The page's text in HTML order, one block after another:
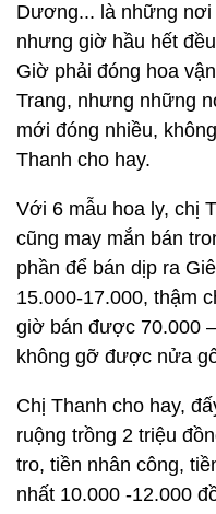
Dương... là những nơi
nhưng giờ hầu hết
Giờ phải đóng hoa
Trang, nhưng những
mới đóng nhiều,
Thanh cho hay.
Với 6 mẫu hoa ly, chị
cũng may mắn bán
phần để bán dịp ra
15.000-17.000, thậm
giờ bán được 70.000
không gỡ được nửa
Chị Thanh cho hay,
ruộng trồng 2 triệu
tro, tiền nhân công,
nhất 10.000 -12.000